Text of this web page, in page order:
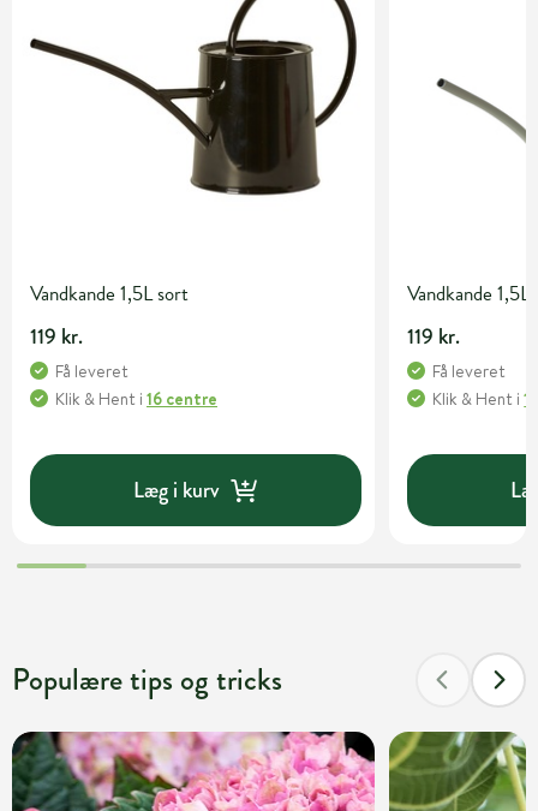
Vandkande 1,5L sort
119 kr.
Få leveret
Klik & Hent i 16 centre
Læg i kurv
Vandkande
119 kr.
Få leveret
Klik & Hent i
Populære tips og tricks